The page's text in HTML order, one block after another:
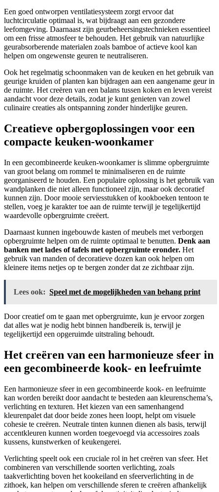
Een goed ontworpen ventilatiesysteem zorgt ervoor dat
luchtcirculatie optimaal is, wat bijdraagt aan een gezondere
leefomgeving. Daarnaast zijn geurbeheersingstechnieken essentieel
om een frisse atmosfeer te behouden. Het gebruik van natuurlijke
geurabsorberende materialen zoals bamboe of actieve kool kan
helpen om ongewenste geuren te neutraliseren.
Ook het regelmatig schoonmaken van de keuken en het gebruik van
geurige kruiden of planten kan bijdragen aan een aangename geur in
de ruimte. Het creëren van een balans tussen koken en leven vereist
aandacht voor deze details, zodat je kunt genieten van zowel
culinaire creaties als ontspanning zonder hinderlijke geuren.
Creatieve opbergoplossingen voor een
compacte keuken-woonkamer
In een gecombineerde keuken-woonkamer is slimme opbergruimte
van groot belang om rommel te minimaliseren en de ruimte
georganiseerd te houden. Een populaire oplossing is het gebruik van
wandplanken die niet alleen functioneel zijn, maar ook decoratief
kunnen zijn. Door mooie serviesstukken of kookboeken tentoon te
stellen, voeg je karakter toe aan de ruimte terwijl je tegelijkertijd
waardevolle opbergruimte creëert.
Daarnaast kunnen ingebouwde kasten of meubels met verborgen
opbergruimte helpen om de ruimte optimaal te benutten. Denk aan
banken met lades of tafels met opbergruimte eronder. Het
gebruik van manden of decoratieve dozen kan ook helpen om
kleinere items netjes op te bergen zonder dat ze zichtbaar zijn.
Lees ook: Speel met de mogelijkheden van behang print
Door creatief om te gaan met opbergruimte, kun je ervoor zorgen
dat alles wat je nodig hebt binnen handbereik is, terwijl je
tegelijkertijd een opgeruimde uitstraling behoudt.
Het creëren van een harmonieuze sfeer in
een gecombineerde kook- en leefruimte
Een harmonieuze sfeer in een gecombineerde kook- en leefruimte
kan worden bereikt door aandacht te besteden aan kleurenschema’s,
verlichting en texturen. Het kiezen van een samenhangend
kleurenpalet dat door beide zones heen loopt, helpt om visuele
cohesie te creëren. Neutrale tinten kunnen dienen als basis, terwijl
accentkleuren kunnen worden toegevoegd via accessoires zoals
kussens, kunstwerken of keukengerei.
Verlichting speelt ook een cruciale rol in het creëren van sfeer. Het
combineren van verschillende soorten verlichting, zoals
taakverlichting boven het kookeiland en sfeerverlichting in de
zithoek, kan helpen om verschillende sferen te creëren afhankelijk